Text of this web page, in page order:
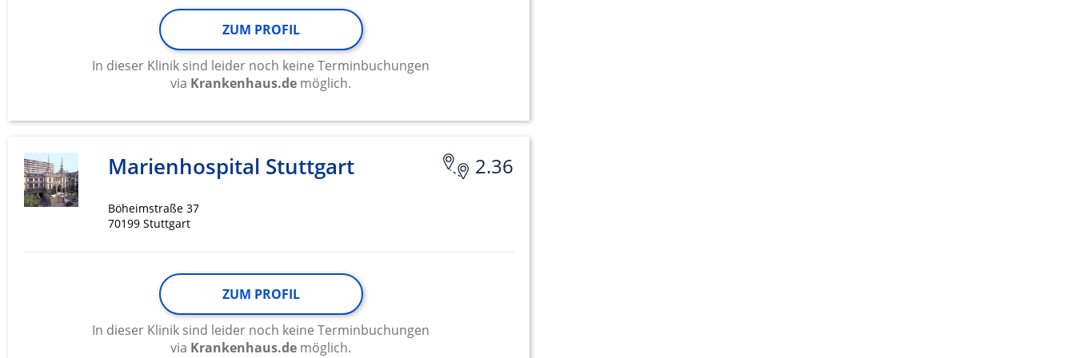
ZUM PROFIL
In dieser Klinik sind leider noch keine Terminbuchungen
via Krankenhaus.de möglich.
2.36
Marienhospital Stuttgart
Böheimstraße 37
70199 Stuttgart
ZUM PROFIL
In dieser Klinik sind leider noch keine Terminbuchungen
via Krankenhaus.de möglich.